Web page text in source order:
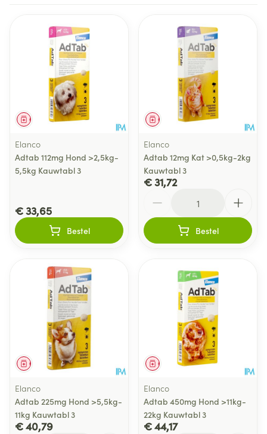
Geneesmiddel
Elanco
Adtab 112mg Hond >2,5kg-
5,5kg Kauwtabl 3
€ 33,65
Bestel
Geneesmiddel
Elanco
Adtab 12mg Kat >0,5kg-2kg
Kauwtabl 3
€ 31,72
Bestel
Geneesmiddel
Elanco
Adtab 225mg Hond >5,5kg-
11kg Kauwtabl 3
€ 40,79
Geneesmiddel
Elanco
Adtab 450mg Hond >11kg-
22kg Kauwtabl 3
€ 44,17